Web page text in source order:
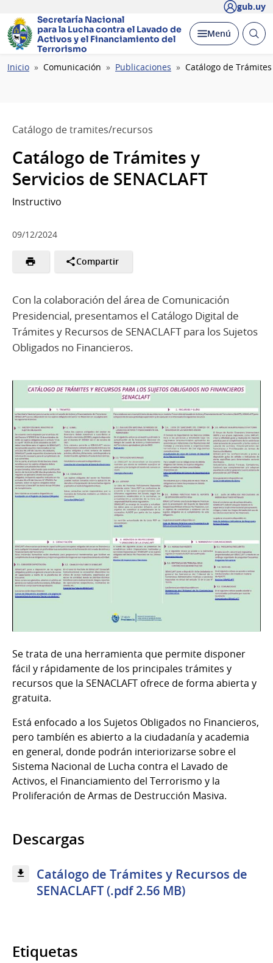
gub.uy
Secretaría Nacional
para la Lucha contra el Lavado de
Activos y el Financiamiento del
Terrorismo
Desplegar
Menú Abrir
Ruta
Inicio Comunicación Publicaciones Catálogo de Trámites
Catálogo de tramites/recursos
Catálogo de Trámites y
Servicios de SENACLAFT
Instructivo
09/12/2024
Compartir
Con la colaboración del área de Comunicación
Presidencial, presentamos el Catálogo Digital de
Trámites y Recursos de SENACLAFT para los Sujetos
Obligados no Financieros.
Se trata de una herramienta que permite disponer
fácil y rápidamente de los principales trámites y
recursos que la SENACLAFT ofrece de forma abierta y
gratuita.
Está enfocado a los Sujetos Obligados no Financieros,
pero tambíén es abierto a la ciudadanía y academia
en general, donde podrán interiorizarse sobre el
Sistema Nacional de Lucha contra el Lavado de
Activos, el Financiamiento del Terrorismo y la
Proliferación de Armas de Destrucción Masiva.
Descargas
Catálogo de Trámites y Recursos de
SENACLAFT (.pdf 2.56 MB)
Etiquetas